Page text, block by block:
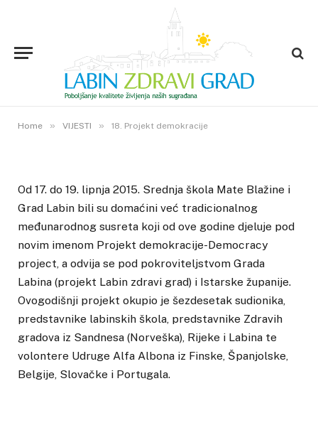
Home » VIJESTI » 18. Projekt demokracije
18. Projekt demokracije
23. LIPNJA 2015. 0VIEWS
Od 17. do 19. lipnja 2015. Srednja škola Mate Blažine i
Grad Labin bili su domaćini već tradicionalnog
međunarodnog susreta koji od ove godine djeluje pod
novim imenom Projekt demokracije-Democracy
project, a odvija se pod pokroviteljstvom Grada
Labina (projekt Labin zdravi grad) i Istarske županije.
Ovogodišnji projekt okupio je šezdesetak sudionika,
predstavnike labinskih škola, predstavnike Zdravih
gradova iz Sandnesa (Norveška), Rijeke i Labina te
volontere Udruge Alfa Albona iz Finske, Španjolske,
Belgije, Slovačke i Portugala.